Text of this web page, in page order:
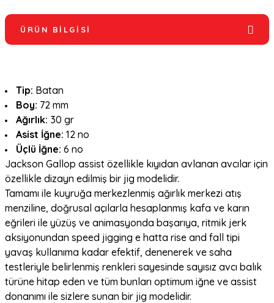
ÜRÜN BILGISI
Tip: Batan
Boy: 72 mm
Ağırlık: 30 gr
Asist İğne: 12 no
Üçlü İğne: 6 no
Jackson Gallop assist özellikle kıyıdan avlanan avcılar için
özellikle dizayn edilmiş bir jig modelidir.
Tamamı ile kuyruğa merkezlenmiş ağırlık merkezi atış
menziline, doğrusal açılarla hesaplanmış kafa ve karın
eğrileri ile yüzüş ve animasyonda başarıya, ritmik jerk
aksiyonundan speed jigging e hatta rise and fall tipi
yavaş kullanıma kadar efektif, denenerek ve saha
testleriyle belirlenmiş renkleri sayesinde sayısız avcı balık
türüne hitap eden ve tüm bunları optimum iğne ve assist
donanımı ile sizlere sunan bir jig modelidir.